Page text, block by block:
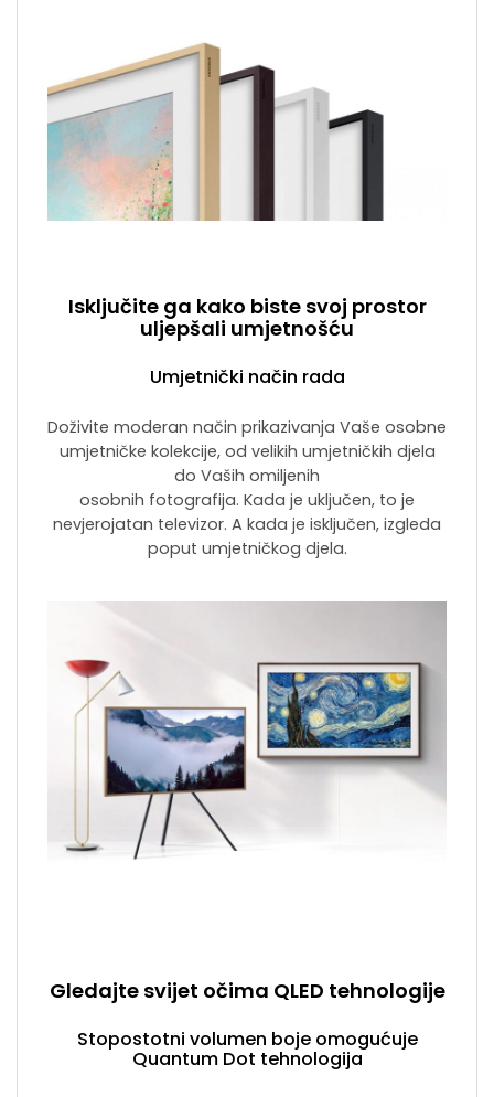
Isključite ga kako biste svoj prostor
uljepšali umjetnošću
Umjetnički način rada
Doživite moderan način prikazivanja Vaše osobne
umjetničke kolekcije, od velikih umjetničkih djela
do Vaših omiljenih
osobnih fotografija. Kada je uključen, to je
nevjerojatan televizor. A kada je isključen, izgleda
poput umjetničkog djela.
Gledajte svijet očima QLED tehnologije
Stopostotni volumen boje omogućuje
Quantum Dot tehnologija